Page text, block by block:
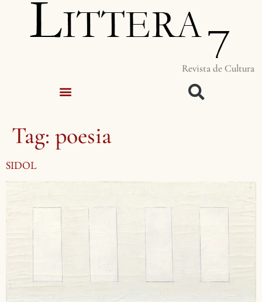
Revista de Cultura
Tag: poesia
SIDOL